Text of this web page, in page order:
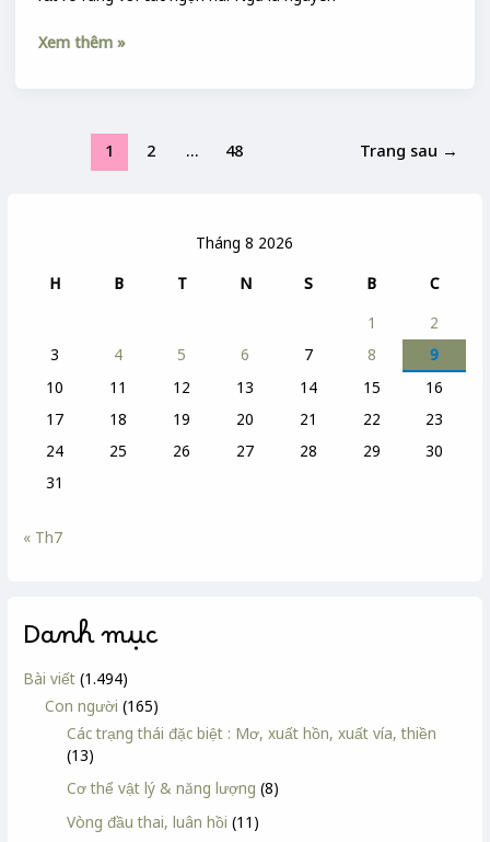
Tháng 8 2026
H
B T N S B
C
1
2
3
4 5 6 7 8
9
10
11 12 13 14 15
16
17
18 19 20 21 22
23
24
25 26 27 28 29
30
31
« Th7
Danh mục
Bài viết (1.494)
Con người (165)
Các trạng thái đặc biệt : Mơ, xuất hồn, xuất vía, thiền
(13)
Cơ thể vật lý & năng lượng (8)
Vòng đầu thai, luân hồi (11)
Xem thêm »
1 2 … 48 Trang sau →